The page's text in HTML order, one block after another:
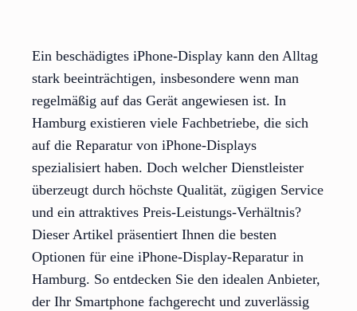
Ein beschädigtes iPhone-Display kann den Alltag
stark beeinträchtigen, insbesondere wenn man
regelmäßig auf das Gerät angewiesen ist. In
Hamburg existieren viele Fachbetriebe, die sich
auf die Reparatur von iPhone-Displays
spezialisiert haben. Doch welcher Dienstleister
überzeugt durch höchste Qualität, zügigen Service
und ein attraktives Preis-Leistungs-Verhältnis?
Dieser Artikel präsentiert Ihnen die besten
Optionen für eine iPhone-Display-Reparatur in
Hamburg. So entdecken Sie den idealen Anbieter,
der Ihr Smartphone fachgerecht und zuverlässig